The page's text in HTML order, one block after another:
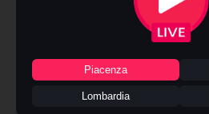
Piacenza
Lombardia